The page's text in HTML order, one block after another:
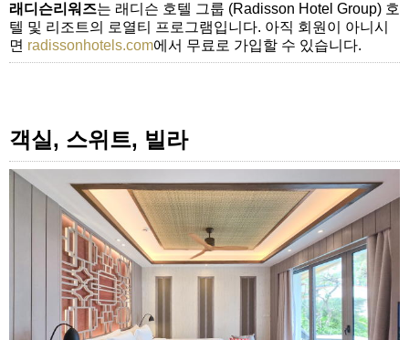
래디슨리워즈는 래디슨 호텔 그룹 (Radisson Hotel Group) 호
텔 및 리조트의 로열티 프로그램입니다. 아직 회원이 아니시
면 radissonhotels.com에서 무료로 가입할 수 있습니다.
객실, 스위트, 빌라